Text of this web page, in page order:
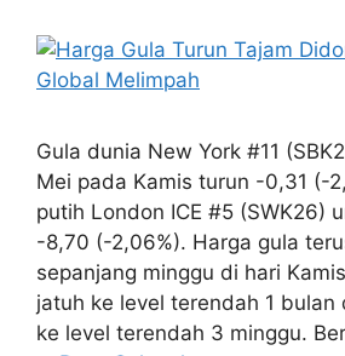
Gula dunia New York #11
Mei pada Kamis turun -0,31 (-
putih London ICE #5 (SWK26)
-8,70 (-2,06%). Harga gula
sepanjang minggu di hari
jatuh ke level terendah 1 bulan
ke level terendah 3 minggu.